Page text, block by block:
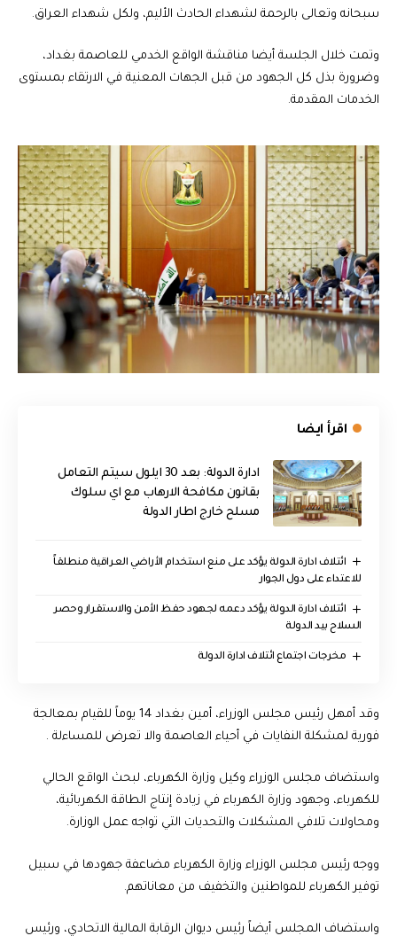
سبحانه وتعالى بالرحمة لشهداء الحادث الأليم، ولكل شهداء العراق.
وتمت خلال الجلسة أيضا مناقشة الواقع الخدمي للعاصمة بغداد،
وضرورة بذل كل الجهود من قبل الجهات المعنية في الارتقاء بمستوى
الخدمات المقدمة.
اقرأ ايضا
ادارة الدولة: بعد 30 ايلول سيتم التعامل
بقانون مكافحة الارهاب مع اي سلوك
مسلح خارج اطار الدولة
ائتلاف ادارة الدولة يؤكد على منع استخدام الأراضي العراقية منطلقاً
للاعتداء على دول الجوار
ائتلاف ادارة الدولة يؤكد دعمه لجهود حفظ الأمن والاستقرار وحصر
السلاح بيد الدولة
مخرجات اجتماع ائتلاف ادارة الدولة
وقد أمهل رئيس مجلس الوزراء، أمين بغداد 14 يوماً للقيام بمعالجة
فورية لمشكلة النفايات في أحياء العاصمة والا تعرض للمساءلة .
واستضاف مجلس الوزراء وكيل وزارة الكهرباء، لبحث الواقع الحالي
للكهرباء، وجهود وزارة الكهرباء في زيادة إنتاج الطاقة الكهربائية،
ومحاولات تلافي المشكلات والتحديات التي تواجه عمل الوزارة.
ووجه رئيس مجلس الوزراء وزارة الكهرباء مضاعفة جهودها في سبيل
توفير الكهرباء للمواطنين والتخفيف من معاناتهم.
واستضاف المجلس أيضاً رئيس ديوان الرقابة المالية الاتحادي، ورئيس